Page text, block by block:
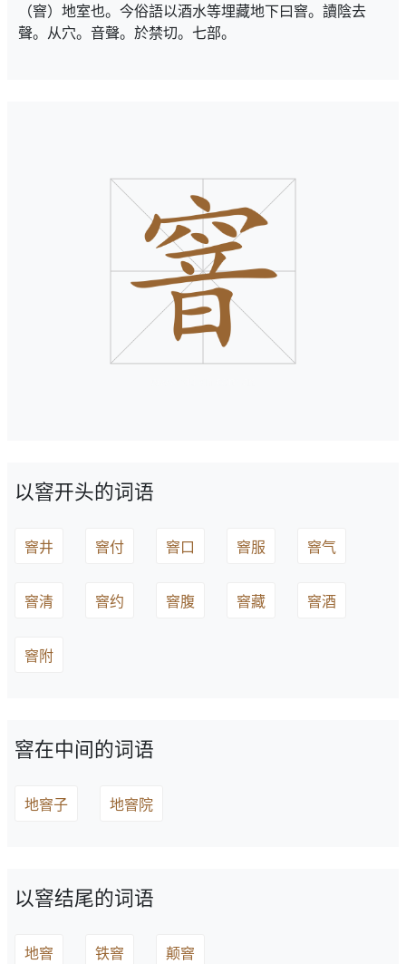
（窨）地室也。今俗語以酒水等埋藏地下曰窨。讀陰去
聲。从穴。音聲。於禁切。七部。
以窨开头的词语
窨井 窨付 窨口 窨服 窨气
窨清 窨约 窨腹 窨藏 窨酒
窨附
窨在中间的词语
地窨子 地窨院
以窨结尾的词语
地窨 铁窨 颠窨